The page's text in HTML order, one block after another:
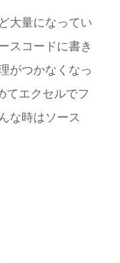
大量になってい
スコードに書き
がつかなくなっ
てエクセルでフ
な時はソース